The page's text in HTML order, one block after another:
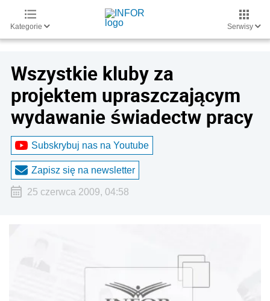
Kategorie Serwisy
Wszystkie kluby za
projektem upraszczającym
wydawanie świadectw pracy
Subskrybuj nas na Youtube
Zapisz się na newsletter
25 czerwca 2009, 04:58